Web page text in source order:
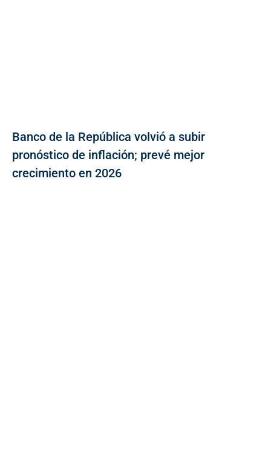
Banco de la República volvió a subir
pronóstico de inflación; prevé mejor
crecimiento en 2026